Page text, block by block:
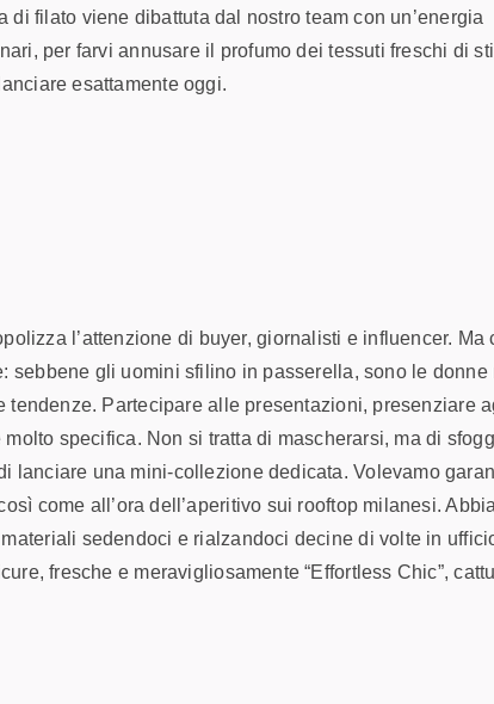
filato viene dibattuta dal nostro team con un’energia
per farvi annusare il profumo dei tessuti freschi di
esattamente oggi.
l’attenzione di buyer, giornalisti e influencer. Ma
sebbene gli uomini sfilino in passerella, sono le donne
Partecipare alle presentazioni, presenziare
specifica. Non si tratta di mascherarsi, ma di
lanciare una mini-collezione dedicata. Volevamo
come all’ora dell’aperitivo sui rooftop milanesi.
sedendoci e rialzandoci decine di volte in
fresche e meravigliosamente “Effortless Chic”,